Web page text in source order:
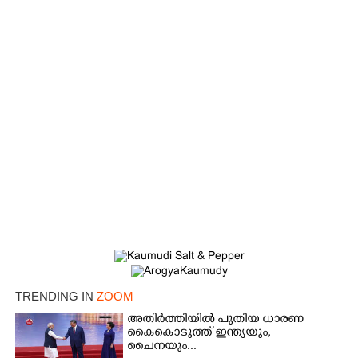
TRENDING IN ZOOM
അതിർത്തിയിൽ പുതിയ ധാരണ
കൈകൊടുത്ത് ഇന്ത്യയും,
ചൈനയും...